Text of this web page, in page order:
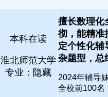
本科在读
淮北师范大学
专业：隐藏
擅长数理化
彻，能精准
定个性化辅
杂题型，总
2024年辅导
全校前100名